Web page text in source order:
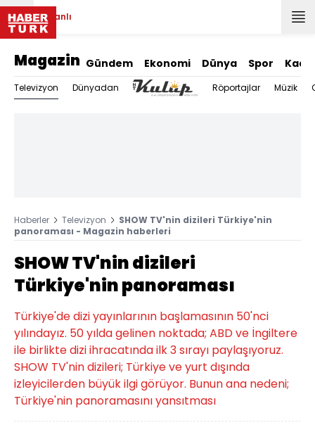
Canlı
Magazin Gündem Ekonomi Dünya Spor
Televizyon Dünyadan Röportajlar Müzik
Haberler Televizyon
SHOW TV'nin dizileri Türkiye'nin
panoraması - Magazin haberleri
SHOW TV'nin dizileri
Türkiye'nin panoraması
Türkiye'de dizi yayınlarının başlamasının 50'nci
yılındayız. 50 yılda gelinen noktada; ABD ve İngiltere
ile birlikte dizi ihracatında ilk 3 sırayı paylaşıyoruz.
SHOW TV'nin dizileri; Türkiye ve yurt dışında
izleyicilerden büyük ilgi görüyor. Bunun ana nedeni;
Türkiye'nin panoramasını yansıtması